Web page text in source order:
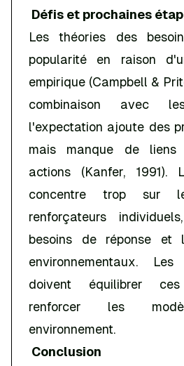
Défis et prochaines
Les théories des
popularité en raison
empirique (Campbell &
combinaison avec
l'expectation ajoute des
mais manque de
actions (Kanfer, 1991).
concentre trop sur
renforçateurs
besoins de réponse et
environnementaux.
doivent équilibrer
renforcer les
environnement.
Conclusion